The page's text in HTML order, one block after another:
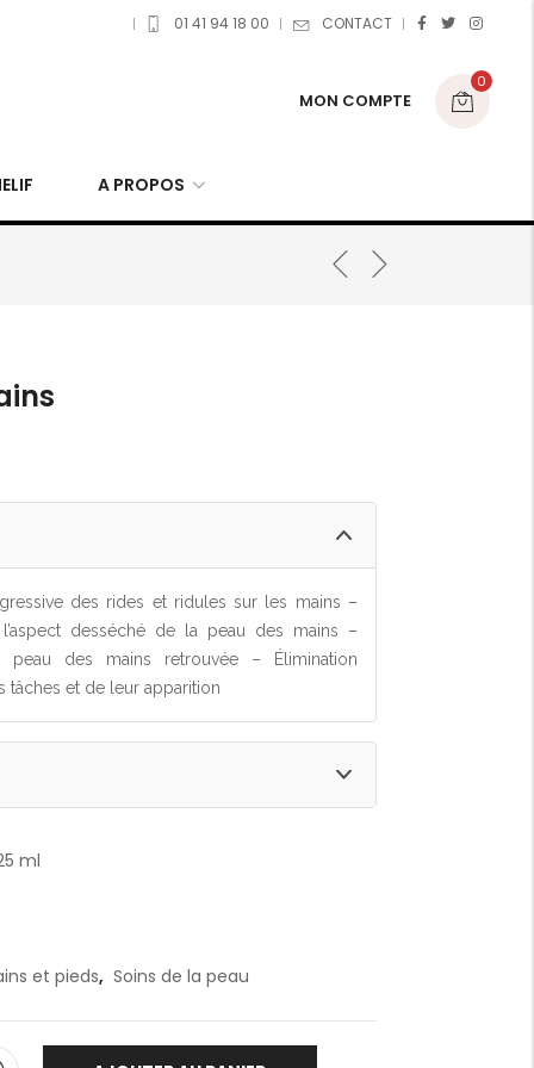
01 41 94 18 00 CONTACT
MON COMPTE
0
A PROPOS
des rides et ridules sur les mains –
desséché de la peau des mains –
peau des mains retrouvée – Élimination
tâches et de leur apparition
ml
et pieds, Soins de la peau